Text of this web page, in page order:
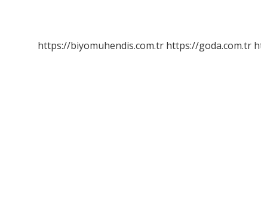
https://biyomuhendis.com.tr https://goda.com.tr